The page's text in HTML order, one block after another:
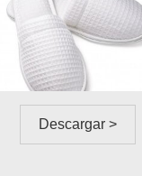
Descargar >